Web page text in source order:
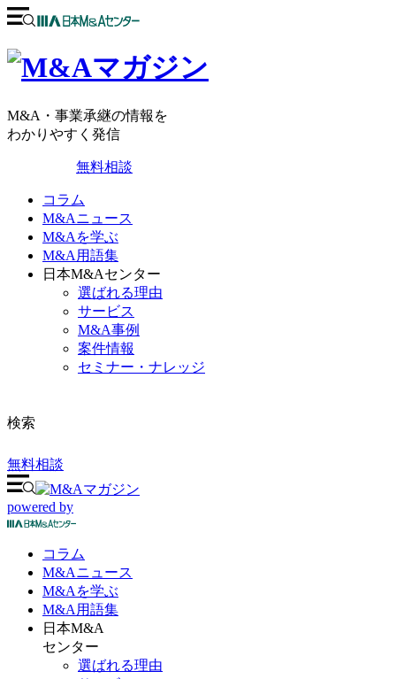
M&A・事業承継の情報を
わかりやすく発信
無料相談
コラム
M&Aニュース
M&Aを学ぶ
M&A用語集
日本M&Aセンター
選ばれる理由
サービス
M&A事例
案件情報
セミナー・ナレッジ
検索
無料相談
powered by
コラム
M&Aニュース
M&Aを学ぶ
M&A 用語集
日本M&A
センター
選ばれる理由